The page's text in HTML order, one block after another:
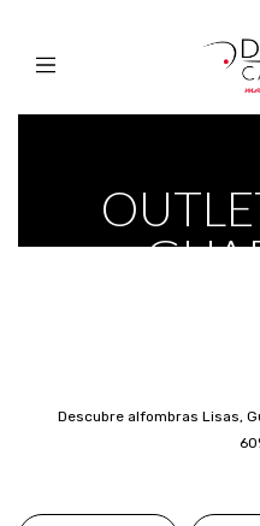
Descubre alfombras Lisas,